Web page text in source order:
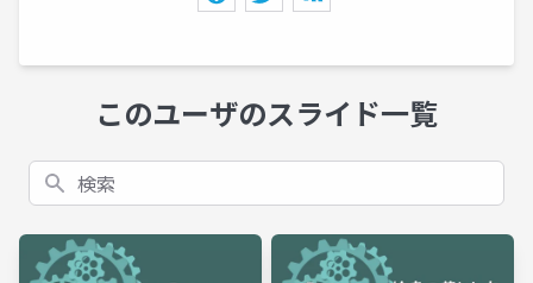
このユーザのスライド一覧
検索